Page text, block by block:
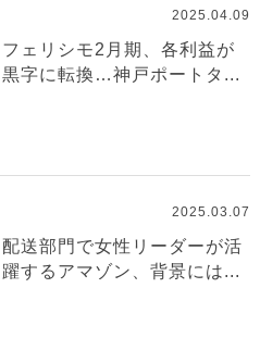
2025.04.09
フェリシモ2月期、各利益が
黒字に転換…神戸ポートタ...
2025.03.07
配送部門で女性リーダーが活
躍するアマゾン、背景には...